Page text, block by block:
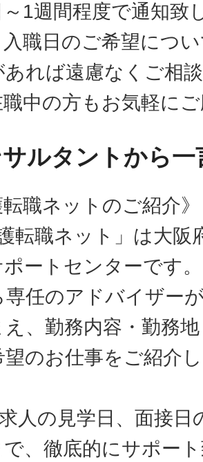
1週間程度で通知致
職日のご希望につ
あれば遠慮なくご相
中の方もお気軽に
ルタントから一
転職ネットのご紹介》
転職ネット」は大阪
ートセンターです
専任のアドバイザー
、勤務内容・勤務
のお仕事をご紹介
人の見学日、面接日
、徹底的にサポー